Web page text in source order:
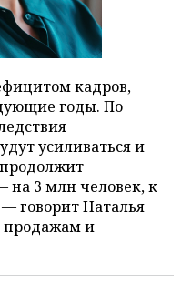
кадров,
годы. По
усиливаться и
на 3 млн человек, к
говорит Наталья
продажам и